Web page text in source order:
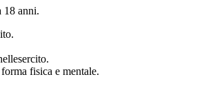
18 anni.
fisica e mentale.